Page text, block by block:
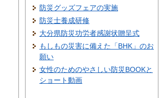
防災グッズフェアの実施
防災士養成研修
大分県防災功労者感謝状贈呈式
もしもの災害に備えた「BHK」のお
願い
女性のためのやさしい防災BOOKと
ショート動画